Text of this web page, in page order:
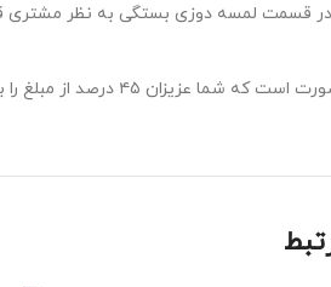
قسمت لمسه دوزی بستگی به نظر مشتری
در زمان ارسال کار به شرکت باربری دریافت می گردد جنس رنگ به کار برده شده از نوع پلی اورتان برند ترک میباشد.